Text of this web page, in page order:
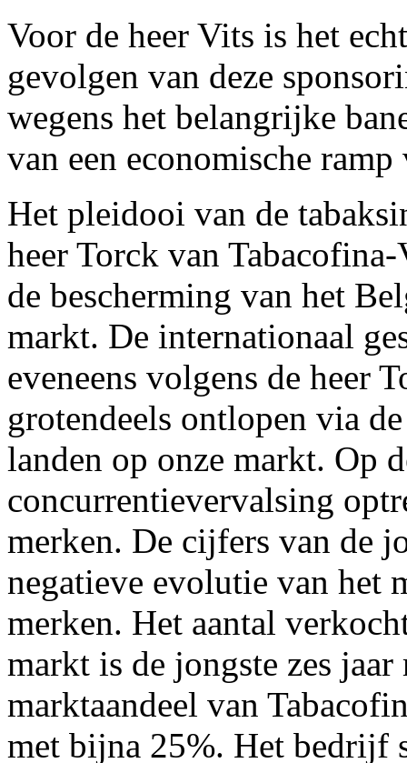
Voor de heer Vits is het
gevolgen van deze
wegens het belangrijke
van een economische
Het pleidooi van de
heer Torck van
de bescherming van het
markt. De internationaal
eveneens volgens de heer
grotendeels ontlopen via
landen op onze markt. Op
concurrentievervalsing
merken. De cijfers van de
negatieve evolutie van het
merken. Het aantal
markt is de jongste zes
marktaandeel van
met bijna 25%. Het bedrijf